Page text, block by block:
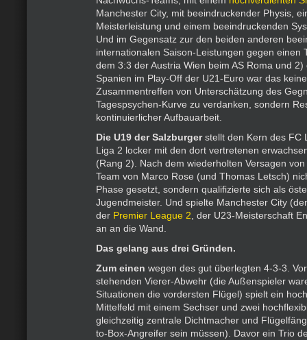
Manchester City, mit beeindruckender Physis,
Meisterleistung und einem beeindruckenden
Und im Gegensatz zur den beiden anderen
internationalen Saison-Leistungen gegen einen
dem 3:3 der Austria Wien beim AS Roma und
Spanien im Play-Off der U21-Euro war das
Zusammentreffen von Unterschätzung des
Tagespsychen-Kurve zu verdanken, sondern
kontinuierlicher Aufbauarbeit.
Die U19 der Salzburgerstellt den Kern des FC
Liga 2 locker mit den dort vertretenen
(Rang 2). Nach dem wiederholten Versagen
Team von Marco Rose (und Thomas Letsch)
Phase gesetzt, sondern qualifizierte sich als
Jugendmeister. Und spielte Manchester City
der Premier League 2 , der U23-Meisterschaft
an an die Wand.
Das gelang aus drei Gründen.
Zum einen wegen des gut überlegten 4-3-3.
stehenden Vierer-Abwehr (die Außenspieler
Situationen die vordersten Flügel) spielt ein
Mittelfeld mit einem Sechser und zwei
gleichzeitig zentrale Dichtmacher und
to-Box-Angreifer sein müssen). Davor ein Trio